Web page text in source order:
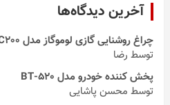
آخرین دیدگاه‌ها
چراغ روشنایی گازی لوموگاز مدل C200
توسط رضا
پخش کننده خودرو مدل 520-BT
توسط محسن پاشایی